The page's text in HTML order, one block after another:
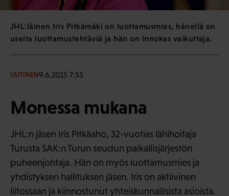
JHL:läinen Iris Pitkämäki on luottamusmies, hänellä on
useita luottamustehtäviä ja hän on innokas vaikuttaja.
UUTINEN9.6.2015 7:55
Monessa mukana
JHL:n jäsen Iris Pitkäaho, 32-vuotias lähihoitaja
Turusta SAK:n Turun seudun paikallisjärjestön
puheenjohtaja. Hän on myös luottamusmies ja
yhdistyksen hallituksen jäsen. Iris on aktiivinen
liitossaan ja kiinnostunut yhteiskunnallisista asioista.